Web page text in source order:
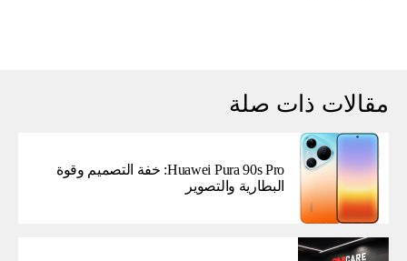
مقالات ذات صلة
Huawei Pura 90s Pro: خفة التصميم وقوة
البطارية والتصوير